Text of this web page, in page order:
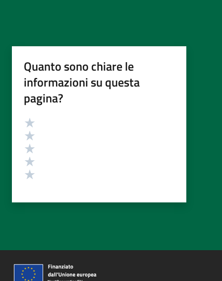
Quanto sono chiare le
informazioni su questa
pagina?
Valutazione